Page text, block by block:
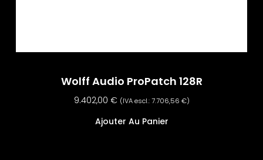
Wolff Audio ProPatch 128R
9.402,00 € (IVA escl.:7.706,56 €)
Ajouter Au Panier